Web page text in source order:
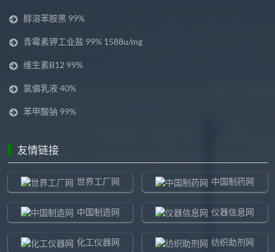
醇溶苯胺黑 99%
青霉素钾工业盐 99% 1588u/mg
维生素B12 99%
氯偏乳液 40%
苯甲酸钠 99%
友情链接
世界工厂网 中国制药网
中国制造网 仪器信息网
化工仪器网 纺织助剂网